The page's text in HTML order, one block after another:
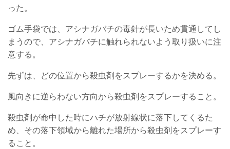
った。
ゴム手袋では、アシナガバチの毒針が長いため貫通してし
まうので、アシナガバチに触れられないよう取り扱いに注
意する。
先ずは、どの位置から殺虫剤をスプレーするかを決める。
風向きに逆らわない方向から殺虫剤をスプレーすること。
殺虫剤が命中した時にハチが放射線状に落下してくるた
め、その落下領域から離れた場所から殺虫剤をスプレーす
ること。